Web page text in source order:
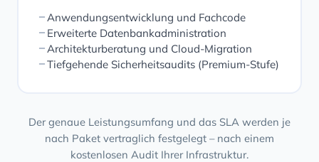
Anwendungsentwicklung und Fachcode
Erweiterte Datenbankadministration
Architekturberatung und Cloud-Migration
Tiefgehende Sicherheitsaudits (Premium-Stufe)
Der genaue Leistungsumfang und das SLA werden je
nach Paket vertraglich festgelegt – nach einem
kostenlosen Audit Ihrer Infrastruktur.